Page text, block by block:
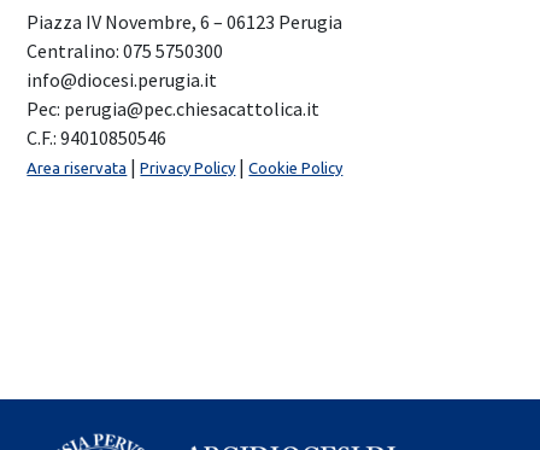
Piazza IV Novembre, 6 – 06123 Perugia
Centralino: 075 5750300
info@diocesi.perugia.it
Pec: perugia@pec.chiesacattolica.it
C.F.: 94010850546
Area riservata |Privacy Policy |Cookie Policy